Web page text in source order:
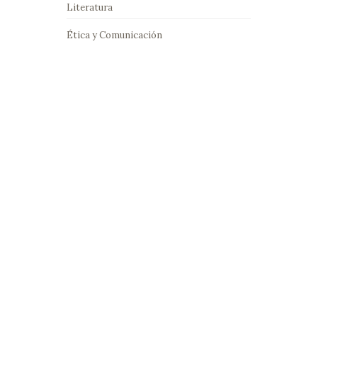
Literatura
Ética y Comunicación